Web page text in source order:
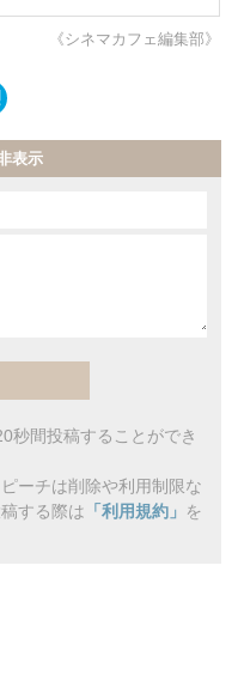
《シネマカフェ編集部》
表示
秒間投稿することができ
ーチは削除や利用制限な
する際は 「利用規約」 を